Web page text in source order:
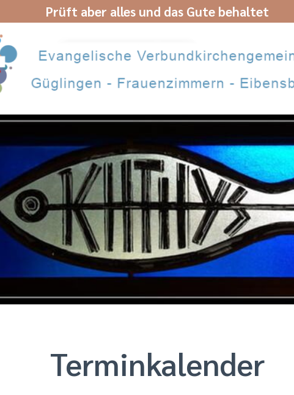
Prüft aber alles und das Gute behaltet
Termin­kalender